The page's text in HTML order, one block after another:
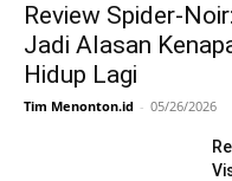
Review Spider-
Jadi Alasan
Hidup Lagi
Tim Menonton.id - 05/26/2026